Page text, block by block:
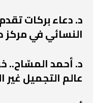
د. دعاء بركات
النسائي في مركز
د. أحمد المسّاح..
عالم التجميل غير